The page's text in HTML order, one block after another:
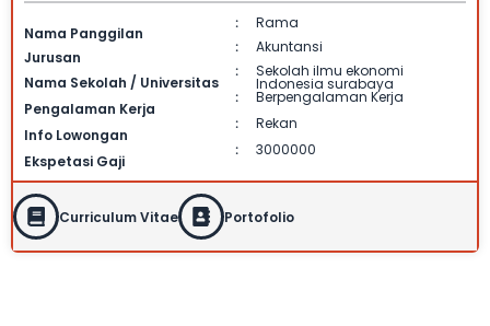
Nama Panggilan
:
Rama
Jurusan
:
Akuntansi
Nama Sekolah / Universitas
: Sekolah ilmu ekonomi
Indonesia surabaya
Pengalaman Kerja
: Berpengalaman Kerja
Info Lowongan
: Rekan
Ekspetasi Gaji
: 3000000
Curriculum Vitae Portofolio